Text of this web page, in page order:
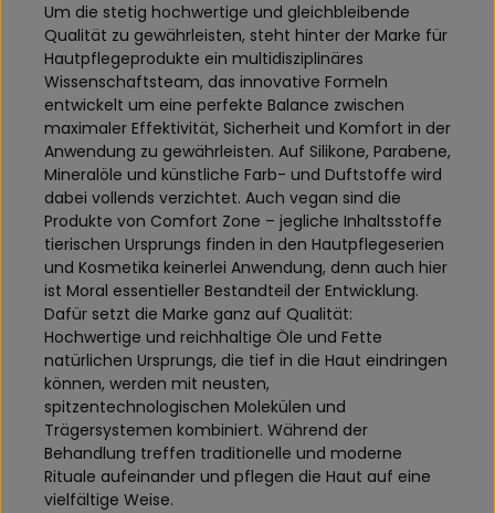
Um die stetig hochwertige und gleichbleibende
Qualität zu gewährleisten, steht hinter der Marke für
Hautpflegeprodukte ein multidisziplinäres
Wissenschaftsteam, das innovative Formeln
entwickelt um eine perfekte Balance zwischen
maximaler Effektivität, Sicherheit und Komfort in der
Anwendung zu gewährleisten. Auf Silikone, Parabene,
Mineralöle und künstliche Farb- und Duftstoffe wird
dabei vollends verzichtet. Auch vegan sind die
Produkte von Comfort Zone – jegliche Inhaltsstoffe
tierischen Ursprungs finden in den Hautpflegeserien
und Kosmetika keinerlei Anwendung, denn auch hier
ist Moral essentieller Bestandteil der Entwicklung.
Dafür setzt die Marke ganz auf Qualität:
Hochwertige und reichhaltige Öle und Fette
natürlichen Ursprungs, die tief in die Haut eindringen
können, werden mit neusten,
spitzentechnologischen Molekülen und
Trägersystemen kombiniert. Während der
Behandlung treffen traditionelle und moderne
Rituale aufeinander und pflegen die Haut auf eine
vielfältige Weise.